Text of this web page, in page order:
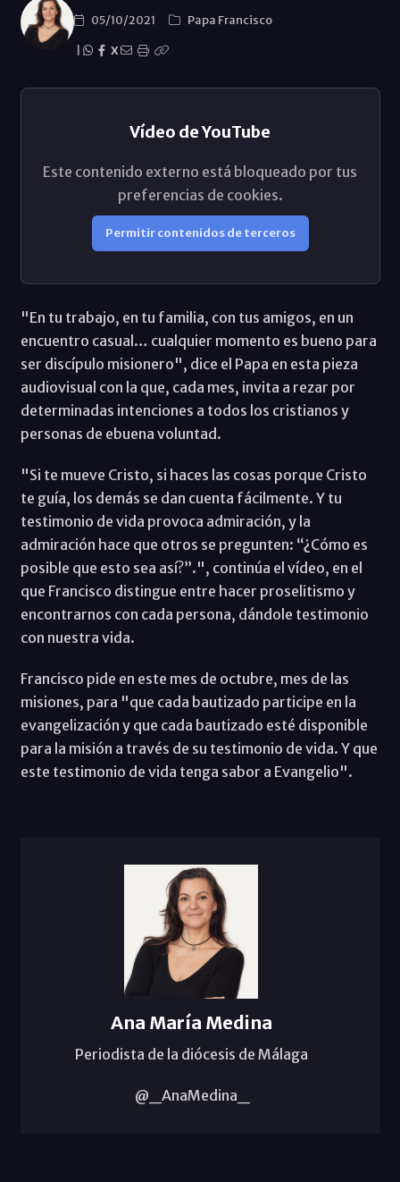
05/10/2021
Papa Francisco
X
Vídeo de YouTube
Este contenido externo está bloqueado por tus
preferencias de cookies.
Permitir contenidos de terceros
"En tu trabajo, en tu familia, con tus amigos, en un
encuentro casual… cualquier momento es bueno para
ser discípulo misionero", dice el Papa en esta pieza
audiovisual con la que, cada mes, invita a rezar por
determinadas intenciones a todos los cristianos y
personas de ebuena voluntad.
"Si te mueve Cristo, si haces las cosas porque Cristo
te guía, los demás se dan cuenta fácilmente. Y tu
testimonio de vida provoca admiración, y la
admiración hace que otros se pregunten: “¿Cómo es
posible que esto sea así?”.", continúa el vídeo, en el
que Francisco distingue entre hacer proselitismo y
encontrarnos con cada persona, dándole testimonio
con nuestra vida.
Francisco pide en este mes de octubre, mes de las
misiones, para "que cada bautizado participe en la
evangelización y que cada bautizado esté disponible
para la misión a través de su testimonio de vida. Y que
este testimonio de vida tenga sabor a Evangelio".
Ana María Medina
Periodista de la diócesis de Málaga
@_AnaMedina_